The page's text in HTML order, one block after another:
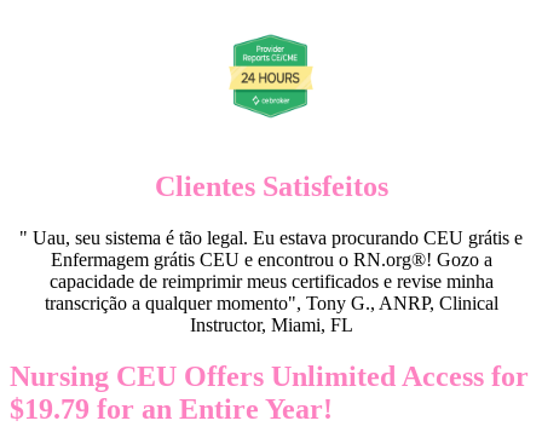
Clientes Satisfeitos
" Uau, seu sistema é tão legal. Eu estava procurando CEU grátis e
Enfermagem grátis CEU e encontrou o RN.org®! Gozo a
capacidade de reimprimir meus certificados e revise minha
transcrição a qualquer momento", Tony G., ANRP, Clinical
Instructor, Miami, FL
Nursing CEU Offers Unlimited Access for
$19.79 for an Entire Year!